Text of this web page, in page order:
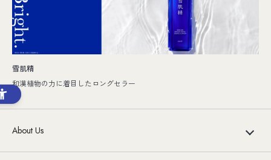
雪肌精
和漢植物の力に着目したロングセラー
About Us